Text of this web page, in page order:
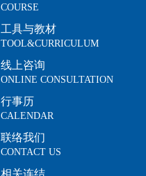
COURSE
工具与教材
TOOL&CURRICULUM
线上咨询
ONLINE CONSULTATION
行事历
CALENDAR
联络我们
CONTACT US